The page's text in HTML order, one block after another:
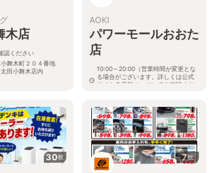
木店
認ください
舞木町２０４番地
田小舞木店内
AOKI
パワーモールおおた
店
10:00～20:00（営業時間が変更とな
る場合がございます。詳しくは公式
サイト各店舗ページにてご確認くだ
30枚 7枚